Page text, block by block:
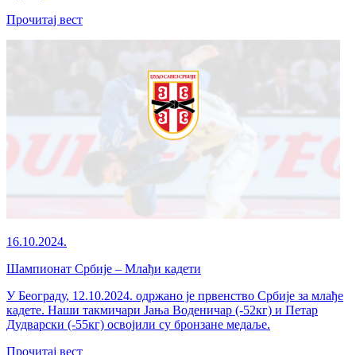
Прочитај вест
16.10.2024.
Шампионат Србије – Млађи кадети
У Београду, 12.10.2024. одржано је првенство Србије за млађе
кадете. Наши такмичари Јања Воденичар (-52кг) и Петар
Дудварски (-55кг) освојили су бронзане медаље.
Прочитај вест